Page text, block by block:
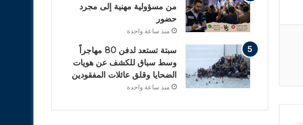
من مسؤولية مهنية إلى مجرد
حضور
منذ ساعة واحدة
سبتة تستعد لدفن 80 مهاجراً
وسط سباق للكشف عن هويات
الضحايا وقلق عائلات المفقودين
منذ ساعة واحدة